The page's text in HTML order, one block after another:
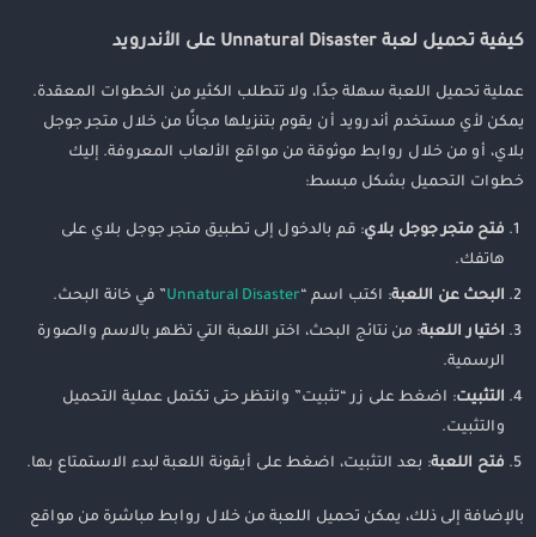
كيفية تحميل لعبة Unnatural Disaster على الأندرويد
عملية تحميل اللعبة سهلة جدًا، ولا تتطلب الكثير من الخطوات المعقدة.
يمكن لأي مستخدم أندرويد أن يقوم بتنزيلها مجانًا من خلال متجر جوجل
بلاي، أو من خلال روابط موثوقة من مواقع الألعاب المعروفة. إليك
خطوات التحميل بشكل مبسط:
فتح متجر جوجل بلاي: قم بالدخول إلى تطبيق متجر جوجل بلاي على
هاتفك.
البحث عن اللعبة: اكتب اسم “Unnatural Disaster” في خانة البحث.
اختيار اللعبة: من نتائج البحث، اختر اللعبة التي تظهر بالاسم والصورة
الرسمية.
التثبيت: اضغط على زر “تثبيت” وانتظر حتى تكتمل عملية التحميل
والتثبيت.
فتح اللعبة: بعد التثبيت، اضغط على أيقونة اللعبة لبدء الاستمتاع بها.
بالإضافة إلى ذلك، يمكن تحميل اللعبة من خلال روابط مباشرة من مواقع